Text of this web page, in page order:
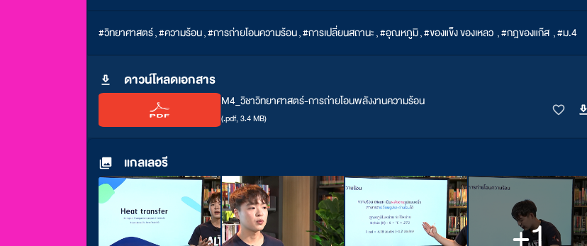
#วิทยาศาสตร์,#ความร้อน,#การถ่ายโอนความร้อน,#การเปลี่ยนสถานะ,#อุณหภูมิ,#ของแข็ง ของเหลว ,#กฎของแก๊ส ,#ม.4
ดาวน์โหลดเอกสาร
M4_วิชาวิทยาศาสตร์-การถ่ายโอนพลังงานความร้อน
(.pdf, 3.4 MB)
แกลเลอรี